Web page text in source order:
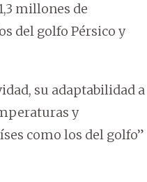
millones de
del golfo Pérsico y
su adaptabilidad a
y
como los del golfo”